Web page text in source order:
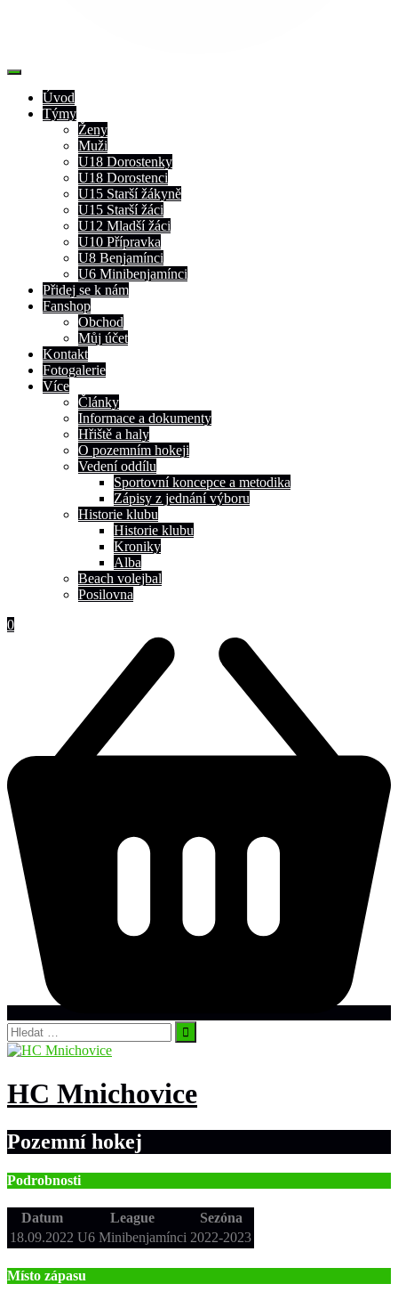
Úvod
Týmy
Ženy
Muži
U18 Dorostenky
U18 Dorostenci
U15 Starší žákyně
U15 Starší žáci
U12 Mladší žáci
U10 Přípravka
U8 Benjamínci
U6 Minibenjamínci
Přidej se k nám
Fanshop
Obchod
Můj účet
Kontakt
Fotogalerie
Více
Články
Informace a dokumenty
Hřiště a haly
O pozemním hokeji
Vedení oddílu
Sportovní koncepce a metodika
Zápisy z jednání výboru
Historie klubu
Historie klubu
Kroniky
Alba
Beach volejbal
Posilovna
0
Vyhledávání
HC Mnichovice
Pozemní hokej
Podrobnosti
Datum League
Sezóna
18.09.2022 U6 Minibenjamínci 2022-2023
Místo zápasu